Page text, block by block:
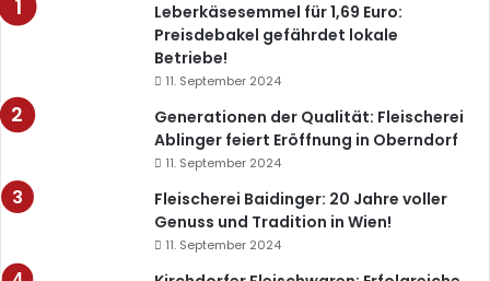
Leberkäsesemmel für 1,69 Euro:
Preisdebakel gefährdet lokale
Betriebe!
11. September 2024
Generationen der Qualität: Fleischerei
Ablinger feiert Eröffnung in Oberndorf
11. September 2024
Fleischerei Baidinger: 20 Jahre voller
Genuss und Tradition in Wien!
11. September 2024